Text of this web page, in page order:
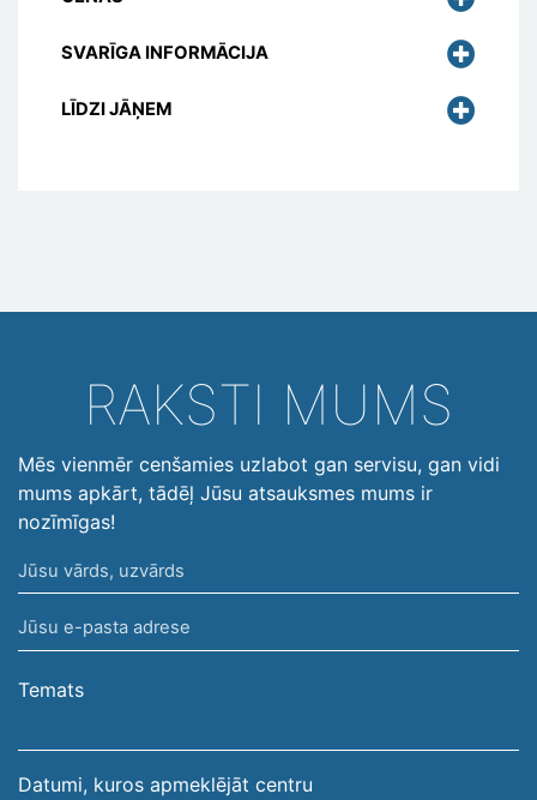
SVARĪGA INFORMĀCIJA
LĪDZI JĀŅEM
RAKSTI MUMS
Mēs vienmēr cenšamies uzlabot gan servisu, gan vidi
mums apkārt, tādēļ Jūsu atsauksmes mums ir
nozīmīgas!
Jūsu
vārds,
uzvārds
Jūsu
e-
pasta
Temats
Datumi, kuros apmeklējāt centru